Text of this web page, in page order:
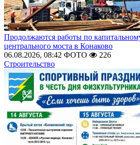
Продолжаются работы по
центрального моста в Конаково
06.08.2026, 08:42 ФОТО
226
Строительство